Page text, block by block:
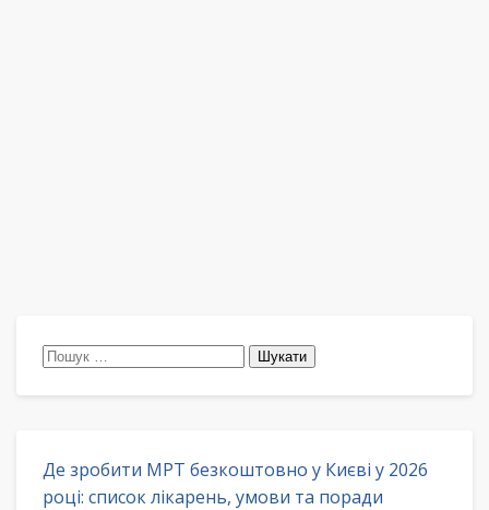
Пошук:
Де зробити МРТ безкоштовно у Києві у 2026
році: список лікарень, умови та поради